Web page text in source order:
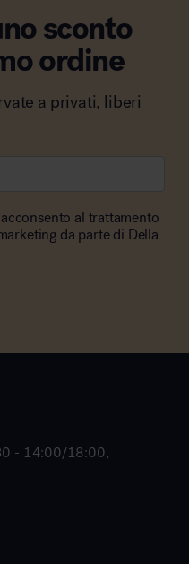
sconto
ordine
a privati, liberi
al trattamento
da parte di Della
- 14:00/18:00,